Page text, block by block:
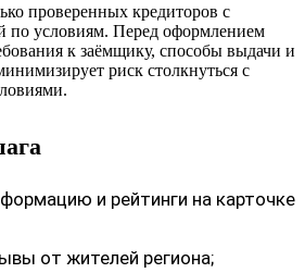
проверенных кредиторов с
по условиям. Перед оформлением
к заёмщику, способы выдачи и
риск столкнуться с
и рейтинги на карточке
от жителей региона;